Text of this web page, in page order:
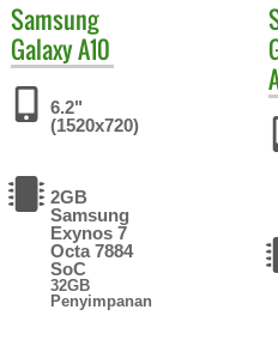
Samsung
Galaxy A10
6.2"
(1520x720)
2GB
Samsung
Exynos 7
Octa 7884
SoC
32GB
Penyimpanan